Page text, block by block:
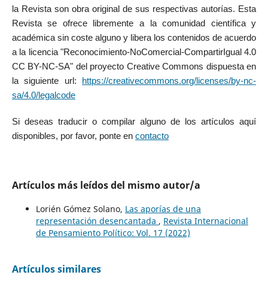
la Revista son obra original de sus respectivas autorías. Esta
Revista se ofrece libremente a la comunidad científica y
académica sin coste alguno y libera los contenidos de acuerdo
a la licencia "Reconocimiento-NoComercial-CompartirIgual 4.0
CC BY-NC-SA" del proyecto Creative Commons dispuesta en
la siguiente url:
https://creativecommons.org/licenses/by-nc-
sa/4.0/legalcode
Si deseas traducir o compilar alguno de los artículos aquí
disponibles, por favor, ponte en contacto
Artículos más leídos del mismo autor/a
Lorién Gómez Solano, Las aporías de una
representación desencantada , Revista Internacional
de Pensamiento Político: Vol. 17 (2022)
Artículos similares